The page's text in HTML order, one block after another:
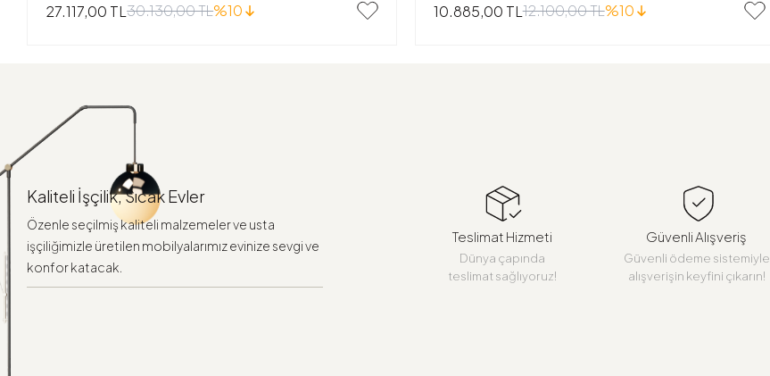
27.117,00 TL30.130,00 TL%10
10.885,00 TL12.100,00 TL%10
Kaliteli İşçilik, Sıcak Evler
Özenle seçilmiş kaliteli malzemeler ve usta
işçiliğimizle üretilen mobilyalarımız evinize sevgi ve
konfor katacak.
Teslimat Hizmeti
Dünya çapında
teslimat sağlıyoruz!
Güvenli Alışveriş
Güvenli ödeme sistemiyle
alışverişin keyfini çıkarın!